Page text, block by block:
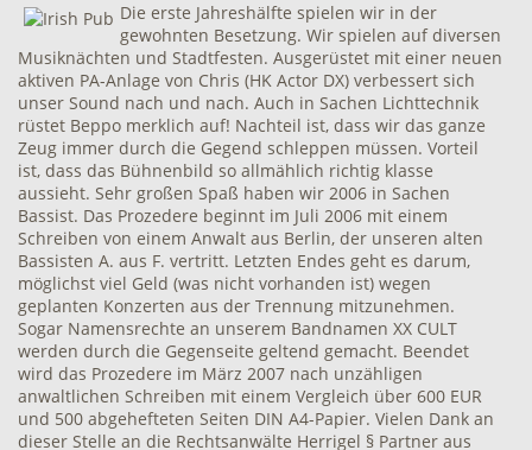
Die erste Jahreshälfte spielen wir in der
gewohnten Besetzung. Wir spielen auf diversen
Musiknächten und Stadtfesten. Ausgerüstet mit einer neuen
aktiven PA-Anlage von Chris (HK Actor DX) verbessert sich
unser Sound nach und nach. Auch in Sachen Lichttechnik
rüstet Beppo merklich auf! Nachteil ist, dass wir das ganze
Zeug immer durch die Gegend schleppen müssen. Vorteil
ist, dass das Bühnenbild so allmählich richtig klasse
aussieht. Sehr großen Spaß haben wir 2006 in Sachen
Bassist. Das Prozedere beginnt im Juli 2006 mit einem
Schreiben von einem Anwalt aus Berlin, der unseren alten
Bassisten A. aus F. vertritt. Letzten Endes geht es darum,
möglichst viel Geld (was nicht vorhanden ist) wegen
geplanten Konzerten aus der Trennung mitzunehmen.
Sogar Namensrechte an unserem Bandnamen XX CULT
werden durch die Gegenseite geltend gemacht. Beendet
wird das Prozedere im März 2007 nach unzähligen
anwaltlichen Schreiben mit einem Vergleich über 600 EUR
und 500 abgehefteten Seiten DIN A4-Papier. Vielen Dank an
dieser Stelle an die Rechtsanwälte Herrigel § Partner aus